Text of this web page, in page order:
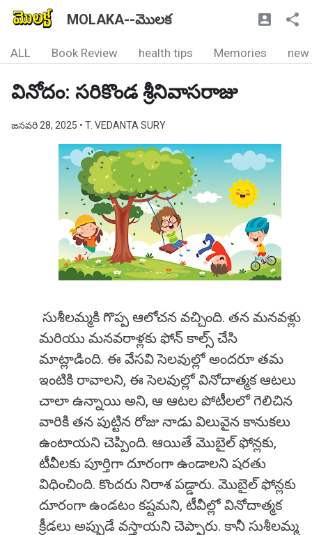
MOLAKA--మొలక
ALL Book Review health tips Memories new
వినోదం: సరికొండ శ్రీనివాసరాజు
జనవరి 28, 2025 • T. VEDANTA SURY
సుశీలమ్మకి గొప్ప ఆలోచన వచ్చింది. తన మనవళ్లు
మరియు మనవరాళ్లకు ఫోన్ కాల్స్ చేసి
మాట్లాడింది. ఈ వేసవి సెలవుల్లో అందరూ తమ
ఇంటికి రావాలని, ఈ సెలవుల్లో వినోదాత్మక ఆటలు
చాలా ఉన్నాయి అని, ఆ ఆటల పోటీలలో గెలిచిన
వారికి తన పుట్టిన రోజు నాడు విలువైన కానుకలు
ఉంటాయని చెప్పింది. ఆయితే మొబైల్ ఫోన్లకు,
టీవీలకు పూర్తిగా దూరంగా ఉండాలని షరతు
విధించింది. కొందరు నిరాశ పడ్డారు. మొబైల్ ఫోన్లకు
దూరంగా ఉండటం కష్టమని, టీవీల్లో వినోదాత్మక
క్రీడలు అప్పుడే వస్తాయని చెప్పారు. కానీ సుశీలమ్మ